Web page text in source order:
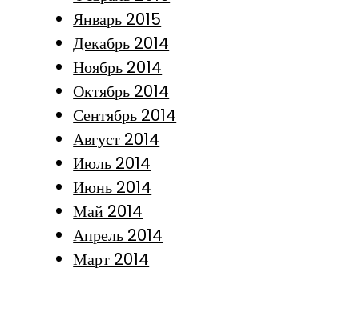
Январь 2015
Декабрь 2014
Ноябрь 2014
Октябрь 2014
Сентябрь 2014
Август 2014
Июль 2014
Июнь 2014
Май 2014
Апрель 2014
Март 2014